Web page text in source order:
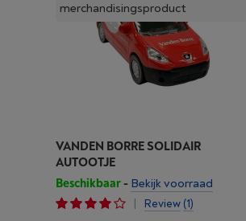
merchandisingsproduct
VANDEN BORRE SOLIDAIR
AUTOOTJE
Beschikbaar- Bekijk voorraad
|
Review (1)